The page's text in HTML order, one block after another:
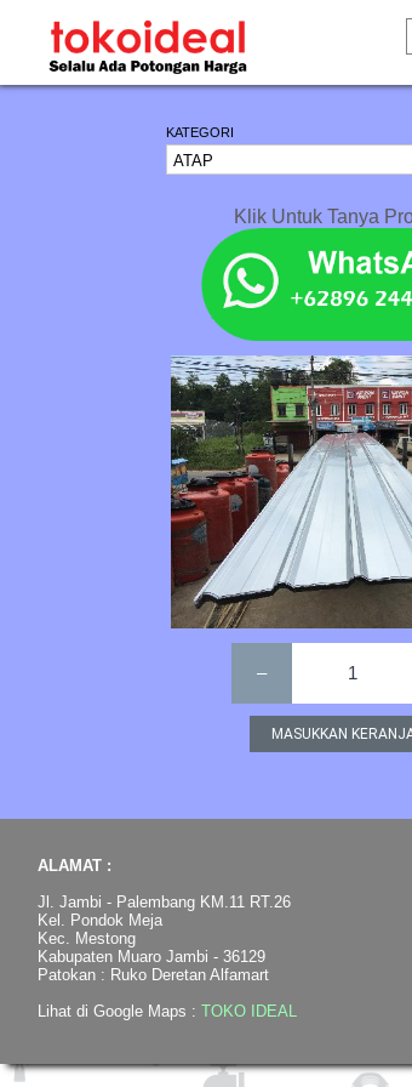
KATEGORI
Klik Untuk Tanya
– 1
ALAMAT :
Jl. Jambi - Palembang KM.11 RT.26
Kel. Pondok Meja
Kec. Mestong
Kabupaten Muaro Jambi - 36129
Patokan : Ruko Deretan Alfamart
Lihat di Google Maps : TOKO IDEAL